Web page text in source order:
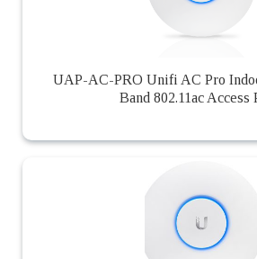
UAP-AC-PRO Unifi AC Pro
Band 802.11ac Access